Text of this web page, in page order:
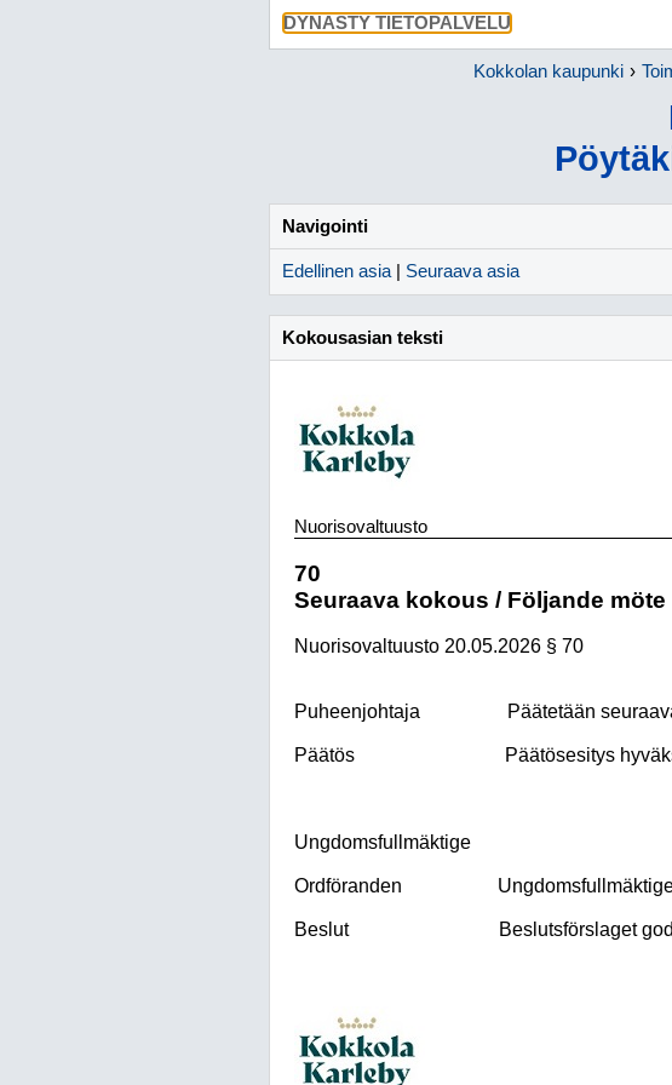
DYNASTY TIETOPALVELU
Kokkolan kaupunki
Navigointi
Edellinen asia Seuraava asia
Kokousasian teksti
Nuorisovaltuusto
70
Seuraava kokous / Följande möte
Nuorisovaltuusto 20.05.2026 § 70
Puheenjohtaja Päätetään
Päätös Päätösesitys
Ungdomsfullmäktige
Ordföranden
Beslut Beslutsförslaget